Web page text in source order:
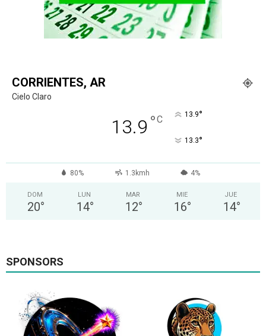
CORRIENTES, AR
Cielo Claro
13.9 °C 13.9°
13.3°
80% 1.3kmh 4%
DOM
20°
LUN
14°
MAR
12°
MIE
16°
JUE
14°
SPONSORS